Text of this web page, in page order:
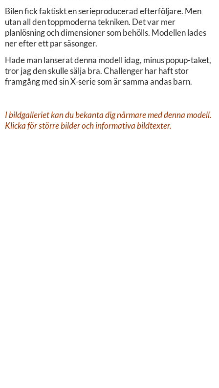
Bilen fick faktiskt en serieproducerad efterföljare. Men
utan all den toppmoderna tekniken. Det var mer
planlösning och dimensioner som behölls. Modellen lades
ner efter ett par säsonger.
Hade man lanserat denna modell idag, minus popup-taket,
tror jag den skulle sälja bra. Challenger har haft stor
framgång med sin X-serie som är samma andas barn.
I bildgalleriet kan du bekanta dig närmare med denna modell.
Klicka för större bilder och informativa bildtexter.